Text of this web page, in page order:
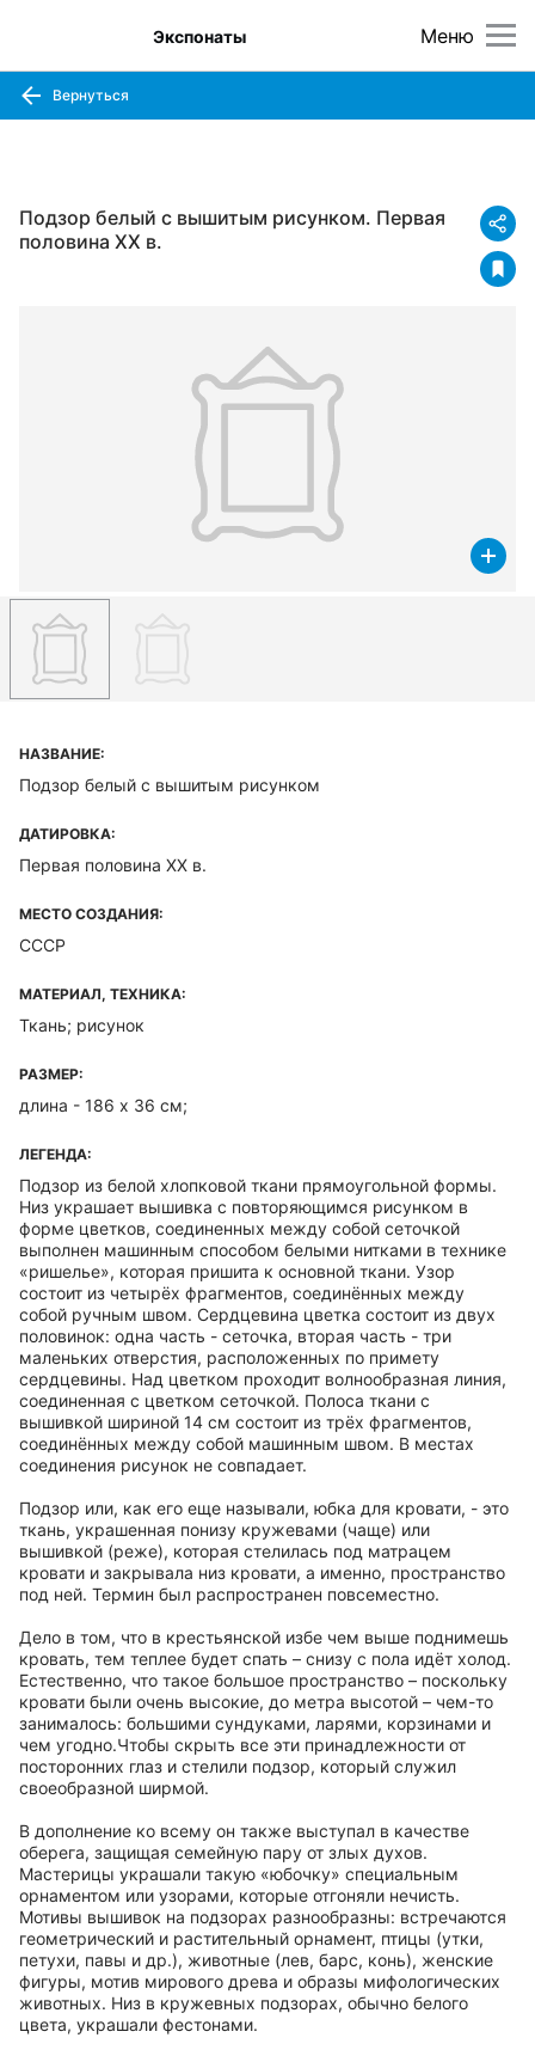
Меню
Экспонаты
Вернуться
Подзор белый с вышитым рисунком. Первая
половина XX в.
НАЗВАНИЕ:
Подзор белый с вышитым рисунком
ДАТИРОВКА:
Первая половина XX в.
МЕСТО СОЗДАНИЯ:
СССР
МАТЕРИАЛ, ТЕХНИКА:
Ткань; рисунок
РАЗМЕР:
длина - 186 х 36 см;
ЛЕГЕНДА:
Подзор из белой хлопковой ткани прямоугольной формы.
Низ украшает вышивка с повторяющимся рисунком в
форме цветков, соединенных между собой сеточкой
выполнен машинным способом белыми нитками в технике
«ришелье», которая пришита к основной ткани. Узор
состоит из четырёх фрагментов, соединённых между
собой ручным швом. Сердцевина цветка состоит из двух
половинок: одна часть - сеточка, вторая часть - три
маленьких отверстия, расположенных по примету
сердцевины. Над цветком проходит волнообразная линия,
соединенная с цветком сеточкой. Полоса ткани с
вышивкой шириной 14 см состоит из трёх фрагментов,
соединённых между собой машинным швом. В местах
соединения рисунок не совпадает.
Подзор или, как его еще называли, юбка для кровати, - это
ткань, украшенная понизу кружевами (чаще) или
вышивкой (реже), которая стелилась под матрацем
кровати и закрывала низ кровати, а именно, пространство
под ней. Термин был распространен повсеместно.
Дело в том, что в крестьянской избе чем выше поднимешь
кровать, тем теплее будет спать – снизу с пола идёт холод.
Естественно, что такое большое пространство – поскольку
кровати были очень высокие, до метра высотой – чем-то
занималось: большими сундуками, ларями, корзинами и
чем угодно.Чтобы скрыть все эти принадлежности от
посторонних глаз и стелили подзор, который служил
своеобразной ширмой.
В дополнение ко всему он также выступал в качестве
оберега, защищая семейную пару от злых духов.
Мастерицы украшали такую «юбочку» специальным
орнаментом или узорами, которые отгоняли нечисть.
Мотивы вышивок на подзорах разнообразны: встречаются
геометрический и растительный орнамент, птицы (утки,
петухи, павы и др.), животные (лев, барс, конь), женские
фигуры, мотив мирового древа и образы мифологических
животных. Низ в кружевных подзорах, обычно белого
цвета, украшали фестонами.